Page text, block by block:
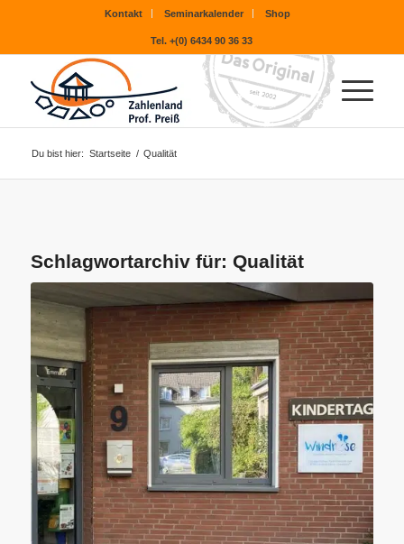
Kontakt Seminarkalender Shop
Tel. +(0) 6434 90 36 33
Du bist hier: Startseite / Qualität
Schlagwortarchiv für: Qualität